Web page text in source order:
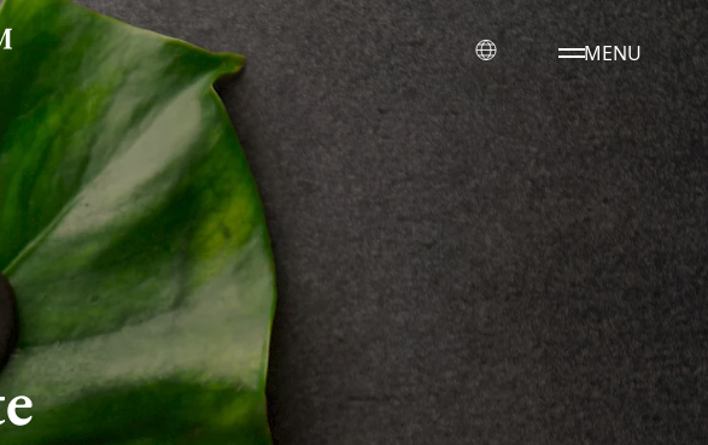
MENU